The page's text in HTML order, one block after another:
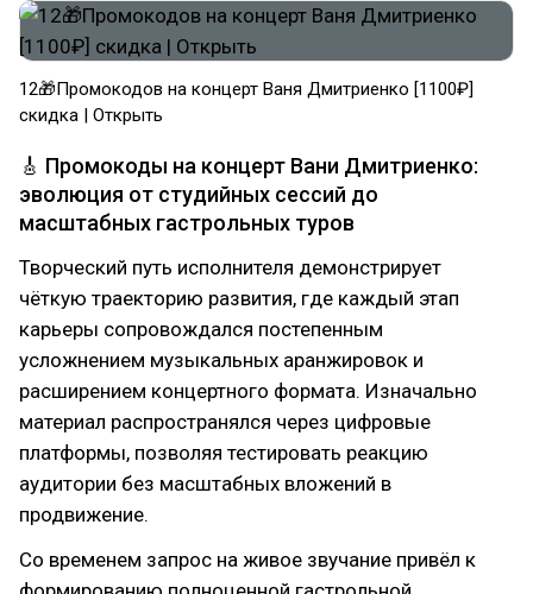
12🎁Промокодов на концерт Ваня Дмитриенко [1100₽]
скидка | Открыть
🎸 Промокоды на концерт Вани Дмитриенко:
эволюция от студийных сессий до
масштабных гастрольных туров
Творческий путь исполнителя демонстрирует
чёткую траекторию развития, где каждый этап
карьеры сопровождался постепенным
усложнением музыкальных аранжировок и
расширением концертного формата. Изначально
материал распространялся через цифровые
платформы, позволяя тестировать реакцию
аудитории без масштабных вложений в
продвижение.
Со временем запрос на живое звучание привёл к